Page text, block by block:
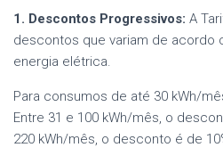
1. Descontos Progressivos: A
descontos que variam de acordo
energia elétrica.
Para consumos de até 30 kWh/
Entre 31 e 100 kWh/mês, o
220 kWh/mês, o desconto é de